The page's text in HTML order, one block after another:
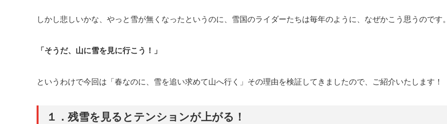
しかし悲しいかな、やっと雪が無くなったというのに、雪国のライダーたちは毎年のように、なぜかこう思うのです。
「そうだ、山に雪を見に行こう！」
というわけで今回は「春なのに、雪を追い求めて山へ行く」その理由を検証してきましたので、ご紹介いたします！
１．残雪を見るとテンションが上がる！